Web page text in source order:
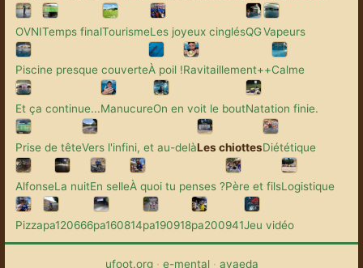
OVNITemps finalTourismeLes joyeux cinglésQGVapeurs
Piscine presque couverteÀ poil !Ravitaillement++Calme
Et ça continue...ManucureOn en voit le boutNatation finie.
Prise de têteVers l'infini, et au-delàLes chiottesDiététique
AlfonseLa nuitEn selleÀ quoi tu penses ?Père et filsLogistique
Pizzapa120666pa160814pa190918pa200941Jeu vidéo
ufoot.org· e-mental· avaeda